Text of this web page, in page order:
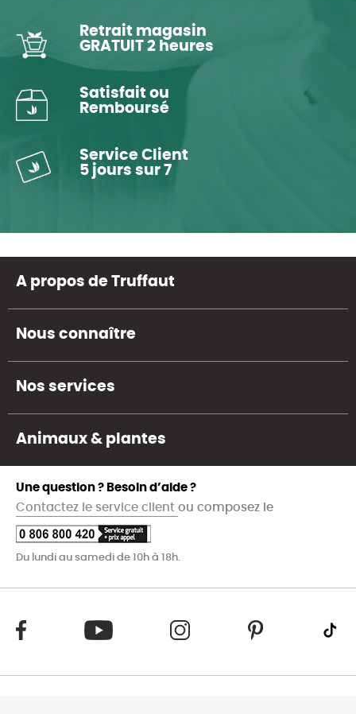
Retrait magasin
GRATUIT 2 heures
Satisfait ou
Remboursé
Service Client
5 jours sur 7
A propos de Truffaut
Nous connaître
Nos services
Animaux & plantes
Une question ? Besoin d’aide ?
Contactez le service client ou composez le
Du lundi au samedi de 10h à 18h.